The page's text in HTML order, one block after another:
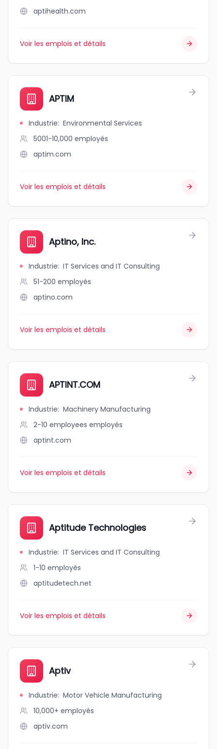
aptihealth.com
Voir les emplois et détails
APTIM
Industrie: Environmental Services
5001-10,000 employés
aptim.com
Voir les emplois et détails
Aptino, Inc.
Industrie: IT Services and IT Consulting
51-200 employés
aptino.com
Voir les emplois et détails
APTINT.COM
Industrie: Machinery Manufacturing
2-10 employees employés
aptint.com
Voir les emplois et détails
Aptitude Technologies
Industrie: IT Services and IT Consulting
1-10 employés
aptitudetech.net
Voir les emplois et détails
Aptiv
Industrie: Motor Vehicle Manufacturing
10,000+ employés
aptiv.com